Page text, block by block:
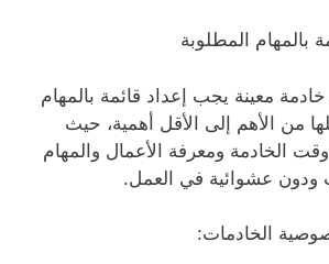
بالمهام المطلوبة
معينة يجب إعداد قائمة بالمهام
من الأهم إلى الأقل أهمية، حيث
الخادمة ومعرفة الأعمال والمهام
ودون عشوائية في العمل.
الخادمات: